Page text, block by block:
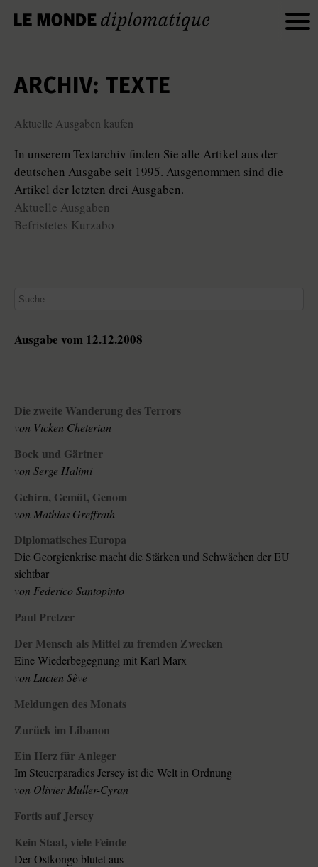
ARCHIV: TEXTE
Aktuelle Ausgaben kaufen
In unserem Textarchiv finden Sie alle Artikel aus der
deutschen Ausgabe seit 1995. Ausgenommen sind die
Artikel der letzten drei Ausgaben.
Aktuelle Ausgaben
Befristetes Kurzabo
Ausgabe vom 12.12.2008
Die zweite Wanderung des Terrors
von Vicken Cheterian
Bock und Gärtner
von Serge Halimi
Gehirn, Gemüt, Genom
von Mathias Greffrath
Diplomatisches Europa
Die Georgienkrise macht die Stärken und Schwächen der EU
sichtbar
von Federico Santopinto
Paul Pretzer
Der Mensch als Mittel zu fremden Zwecken
Eine Wiederbegegnung mit Karl Marx
von Lucien Sève
Meldungen des Monats
Zurück im Libanon
Ein Herz für Anleger
Im Steuerparadies Jersey ist die Welt in Ordnung
von Olivier Muller-Cyran
Fortis auf Jersey
Kein Staat, viele Feinde
Der Ostkongo blutet aus